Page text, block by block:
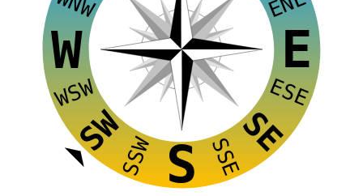
E
W
S
SE
SW
ESE
SSE
SSW
WSW